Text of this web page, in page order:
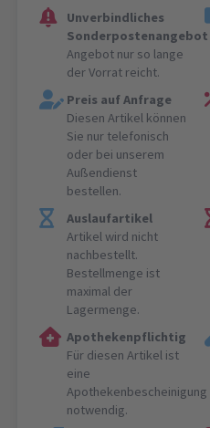
Unverbindliches
Sonderpostenangebot
Angebot nur so lange
der Vorrat reicht.
Preis auf Anfrage
Diesen Artikel können
Sie nur telefonisch
oder bei unserem
Außendienst
bestellen.
Auslaufartikel
Artikel wird nicht
nachbestellt.
Bestellmenge ist
maximal der
Lagermenge.
Apothekenpflichtig
Für diesen Artikel ist
eine
Apothekenbescheinigung
notwendig.